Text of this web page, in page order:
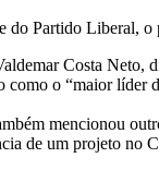
Partido Liberal, o
Costa Neto,
como o “maior líder
mencionou
de um projeto no